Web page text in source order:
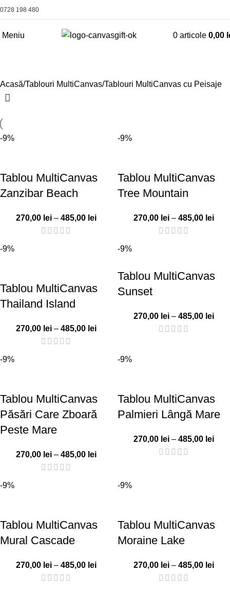
0728 198 480
Meniu 0 articole 0,00
Acasă Tablouri MultiCanvas Tablouri MultiCanvas cu Peisaje
-9%
Tablou MultiCanvas
Zanzibar Beach
270,00 lei – 485,00 lei
-9%
Tablou MultiCanvas
Tree Mountain
270,00 lei – 485,00 lei
-9%
Tablou MultiCanvas
Thailand Island
270,00 lei – 485,00 lei
-9%
Tablou MultiCanvas
Sunset
270,00 lei – 485,00 lei
-9%
Tablou MultiCanvas
Păsări Care Zboară
Peste Mare
270,00 lei – 485,00 lei
-9%
Tablou MultiCanvas
Palmieri Lângă Mare
270,00 lei – 485,00 lei
-9%
Tablou MultiCanvas
Mural Cascade
270,00 lei – 485,00 lei
-9%
Tablou MultiCanvas
Moraine Lake
270,00 lei – 485,00 lei